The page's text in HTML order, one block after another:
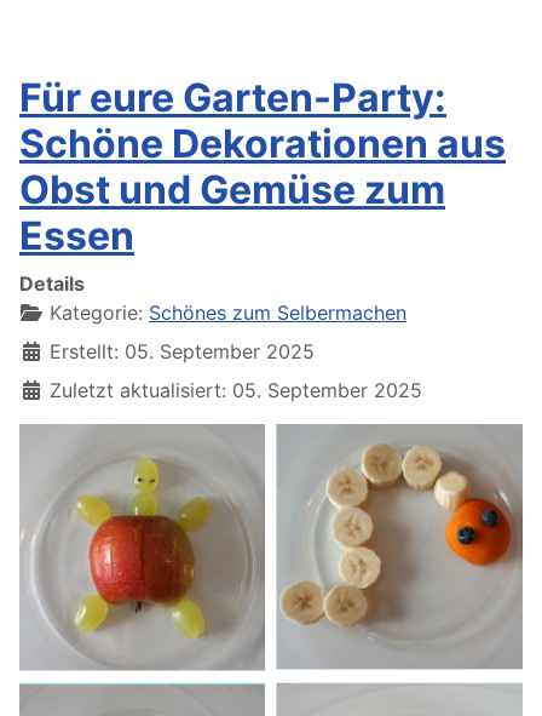
Für eure Garten-Party:
Schöne Dekorationen aus
Obst und Gemüse zum
Essen
Details
Kategorie: Schönes zum Selbermachen
Erstellt: 05. September 2025
Zuletzt aktualisiert: 05. September 2025